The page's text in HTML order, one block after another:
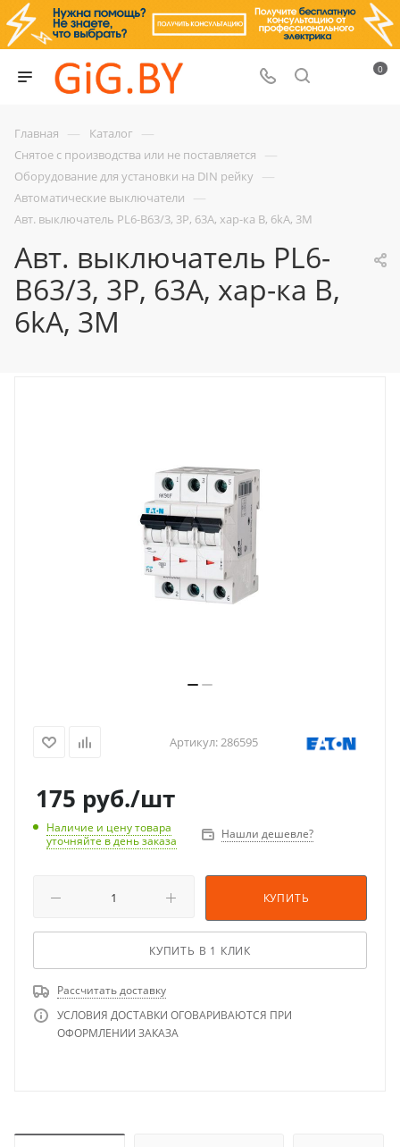
0
Главная — Каталог —
Снятое с производства или не поставляется —
Оборудование для установки на DIN рейку —
Автоматические выключатели —
Авт. выключатель PL6-B63/3, 3P, 63A, хар-ка B, 6kA, 3M
Авт. выключатель PL6-
B63/3, 3P, 63A, хар-ка B,
6kA, 3M
Артикул:286595
175 руб./шт
Наличие и цену товара
уточняйте в день заказа
Нашли дешевле?
КУПИТЬ
КУПИТЬ В 1 КЛИК
Рассчитать доставку
УСЛОВИЯ ДОСТАВКИ ОГОВАРИВАЮТСЯ ПРИ
ОФОРМЛЕНИИ ЗАКАЗА